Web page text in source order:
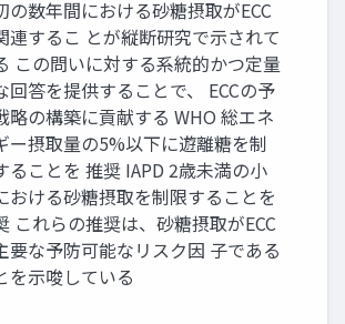
の数年間における砂糖摂取がECC
連するこ とが縦断研究で示されて
この問いに対する系統的かつ定量
回答を提供することで、 ECCの予
略の構築に貢献する WHO 総エネ
ー摂取量の5%以下に遊離糖を制
ることを 推奨 IAPD 2歳未満の小
おける砂糖摂取を制限することを
これらの推奨は、砂糖摂取がECC
要な予防可能なリスク因 子である
を示唆している